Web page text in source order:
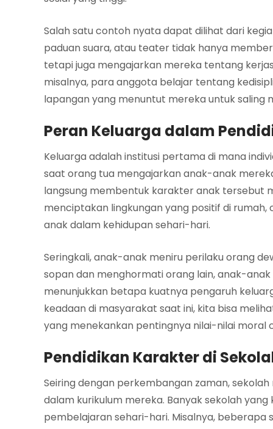
Salah satu contoh nyata dapat dilihat dari
paduan suara, atau teater tidak hanya
tetapi juga mengajarkan mereka tentang
misalnya, para anggota belajar tentang
lapangan yang menuntut mereka untuk saling
Peran Keluarga dalam
Keluarga adalah institusi pertama di mana
saat orang tua mengajarkan anak-anak
langsung membentuk karakter anak tersebut
menciptakan lingkungan yang positif di
anak dalam kehidupan sehari-hari.
Seringkali, anak-anak meniru perilaku orang
sopan dan menghormati orang lain, anak-
menunjukkan betapa kuatnya pengaruh
keadaan di masyarakat saat ini, kita bisa
yang menekankan pentingnya nilai-nilai
Pendidikan Karakter di
Seiring dengan perkembangan zaman,
dalam kurikulum mereka. Banyak sekolah
pembelajaran sehari-hari. Misalnya, beberapa